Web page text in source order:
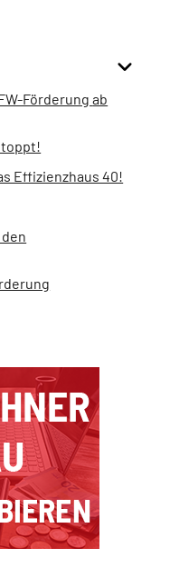
Förderung ab
Effizienzhaus 40!